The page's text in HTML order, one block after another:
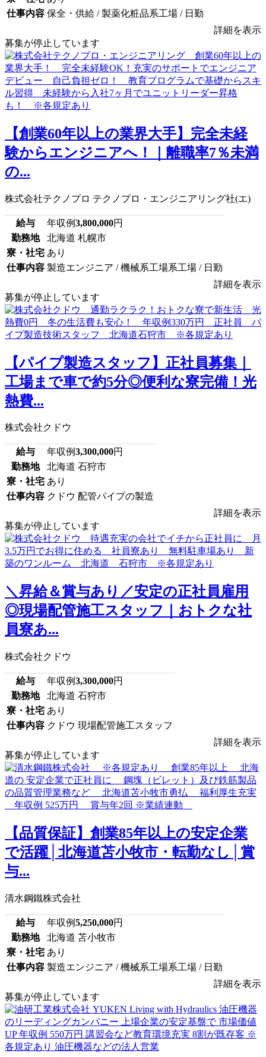
仕事内容 保全・供給 / 製薬化粧品系工場 / 日勤
詳細を表示
募集が停止しています
【創業60年以上の業界大手】完全未経
験からエンジニアへ！｜離職率7％未満
の...
株式会社テクノプロ テクノプロ・エンジニアリング社(エ)
給与 年収例3,800,000円
勤務地
北海道 札幌市
寮・社宅 あり
仕事内容 製造エンジニア / 機械系工場系工場 / 日勤
詳細を表示
募集が停止しています
【パイプ製造スタッフ】正社員募集｜
工場まで車で約5分◎便利な寮完備！光
熱費...
株式会社クドウ
給与 年収例3,300,000円
勤務地
北海道 石狩市
寮・社宅 あり
仕事内容 クドウ 配管パイプの製造
詳細を表示
募集が停止しています
＼昇給＆賞与あり／安定の正社員雇用
◎現場配管施工スタッフ｜おトクな社
員寮あ...
株式会社クドウ
給与 年収例3,300,000円
勤務地
北海道 石狩市
寮・社宅 あり
仕事内容 クドウ 現場配管施工スタッフ
詳細を表示
募集が停止しています
【品質保証】創業85年以上の安定企業
で活躍│北海道苫小牧市・転勤なし│賞
与...
清水鋼鐵株式会社
給与 年収例5,250,000円
勤務地
北海道 苫小牧市
寮・社宅 あり
仕事内容 製造エンジニア / 機械系工場系工場 / 日勤
詳細を表示
募集が停止しています